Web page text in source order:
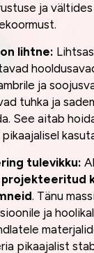
ja
lihtne:
ja
tuhka ja
See aitab
tulevikku:
projekteeritud
. Tänu
ja
pikaajalist